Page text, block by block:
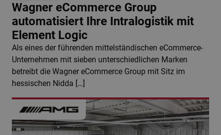
Wagner eCommerce Group
automatisiert Ihre Intralogistik mit
Element Logic
Als eines der führenden mittelständischen eCommerce-
Unternehmen mit sieben unterschiedlichen Marken
betreibt die Wagner eCommerce Group mit Sitz im
hessischen Nidda […]